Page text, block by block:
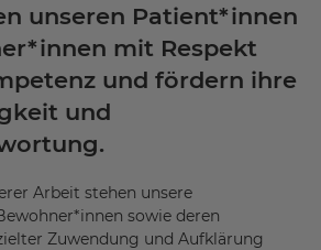
unseren Patient*innen
mit Respekt
und fördern ihre
und
Arbeit stehen unsere
sowie deren
Zuwendung und Aufklärung